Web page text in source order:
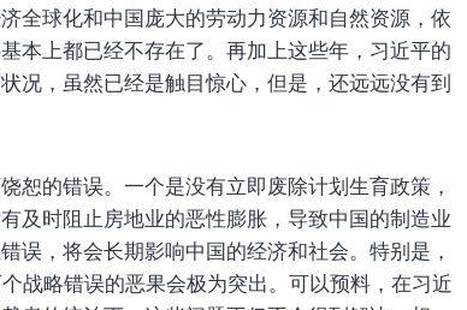
全球化和中国庞大的劳动力资源和自然资源，依
本上都已经不存在了。再加上这些年，习近平的
况，虽然已经是触目惊心，但是，还远远没有到
恕的错误。一个是没有立即废除计划生育政策，
及时阻止房地业的恶性膨胀，导致中国的制造业
误，将会长期影响中国的经济和社会。特别是，
战略错误的恶果会极为突出。可以预料，在习近